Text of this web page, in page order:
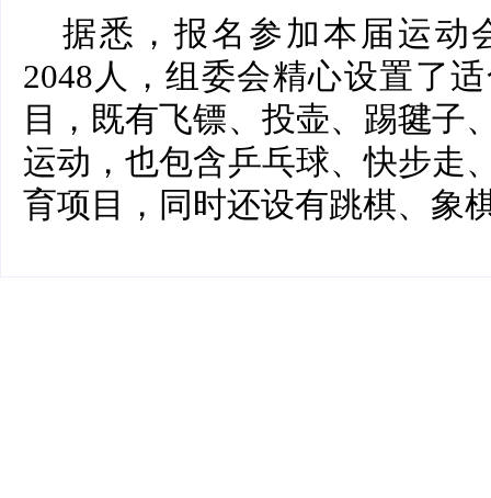
据悉，报名参加本届运动
2048人，组委会精心设置了
目，既有飞镖、投壶、踢毽子
运动，也包含乒乓球、快步走
育项目，同时还设有跳棋、象